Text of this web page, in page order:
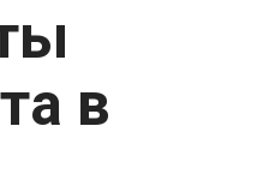
в